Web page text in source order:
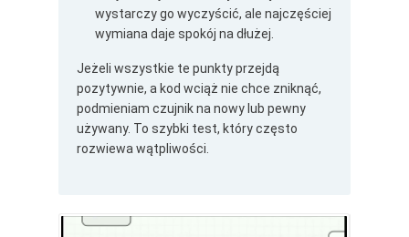
wystarczy go wyczyścić, ale najczęściej
wymiana daje spokój na dłużej.
Jeżeli wszystkie te punkty przejdą
pozytywnie, a kod wciąż nie chce zniknąć,
podmieniam czujnik na nowy lub pewny
używany. To szybki test, który często
rozwiewa wątpliwości.